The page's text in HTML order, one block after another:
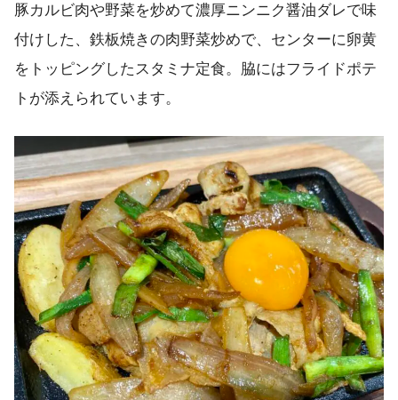
豚カルビ肉や野菜を炒めて濃厚ニンニク醤油ダレで味
付けした、鉄板焼きの肉野菜炒めで、センターに卵黄
をトッピングしたスタミナ定食。脇にはフライドポテ
トが添えられています。